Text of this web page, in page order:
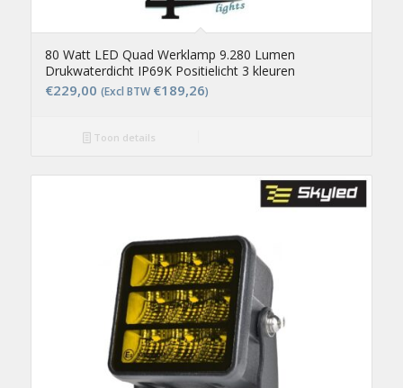
80 Watt LED Quad Werklamp 9.280 Lumen
Drukwaterdicht IP69K Positielicht 3 kleuren
€229,00 (Excl BTW €189,26)
Toon details